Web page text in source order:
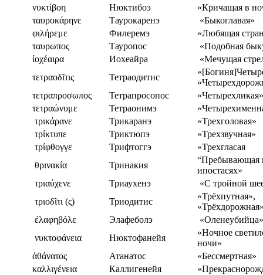
νυκτίβοη Нюктибоэ
«Кричащая в
ταυροκάρηνε
Таурокаренэ
«Быкоглавая»
φιλήρεμε
Филеремэ
«Любящая
ταυρωπος
Тауропос
«Подобная
ίοχέαιρα
Иохеайра
«Мечущая
τετραοδῖτις
Тетраодитис
τετραπροσωπος
Тетрапросопос
«Четырехликая»
τετραώνυμε
Тетраонимэ
τρικάρανε
Трикаранэ
«Трехголовая»
τρίκτυπε
Триктюпэ
«Трехзвучная»
τρίφθογγε
Трифтоггэ
«Трехгласая
θρινακία
Тринакия
“Пребывающая
ипостасях»
τριαύχενε
Триаухенэ
«С тройной
τριοδῖτι (ς)
Триодитис
«Трёхпутная»,
ἐλαφηβόλε
Элафеболэ
«Оленеубийца»
νυκτοφάνεια
Нюктофанейя
«Ночное
ночи»
ἀθάνατος
Атанатос
«Бессмертная»
καλλιγένεια
Каллигенейя